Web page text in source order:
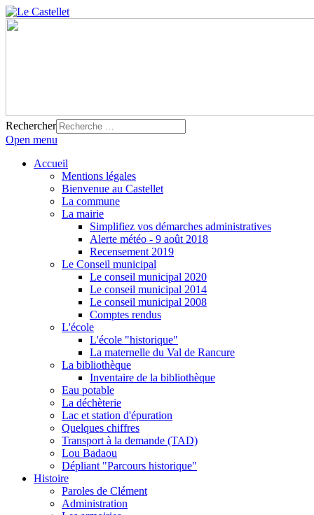
Rechercher
Open menu
Accueil
Mentions légales
Bienvenue au Castellet
La commune
La mairie
Simplifiez vos démarches administratives
Alerte météo - 9 août 2018
Recensement 2019
Le Conseil municipal
Le conseil municipal 2020
Le conseil municipal 2014
Le conseil municipal 2008
Comptes rendus
L'école
L'école "historique"
La maternelle du Val de Rancure
La bibliothèque
Inventaire de la bibliothèque
Eau potable
La déchèterie
Lac et station d'épuration
Quelques chiffres
Transport à la demande (TAD)
Lou Badaou
Dépliant "Parcours historique"
Histoire
Paroles de Clément
Administration